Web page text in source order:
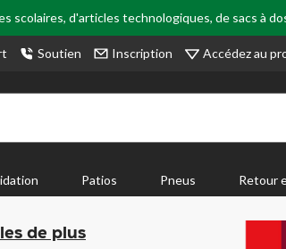
scolaires, d'articles technologiques, de sacs à
Soutien Inscription Accédez au
Patios Pneus Retour
de plus